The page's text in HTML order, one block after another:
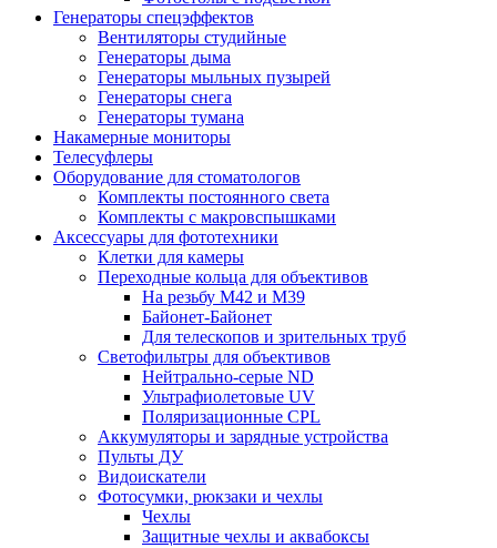
Генераторы спецэффектов
Вентиляторы студийные
Генераторы дыма
Генераторы мыльных пузырей
Генераторы снега
Генераторы тумана
Накамерные мониторы
Телесуфлеры
Оборудование для стоматологов
Комплекты постоянного света
Комплекты с макровспышками
Аксессуары для фототехники
Клетки для камеры
Переходные кольца для объективов
На резьбу М42 и М39
Байонет-Байонет
Для телескопов и зрительных труб
Светофильтры для объективов
Нейтрально-серые ND
Ультрафиолетовые UV
Поляризационные CPL
Аккумуляторы и зарядные устройства
Пульты ДУ
Видоискатели
Фотосумки, рюкзаки и чехлы
Чехлы
Защитные чехлы и аквабоксы